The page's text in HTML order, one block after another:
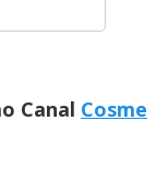
Canal Cosme